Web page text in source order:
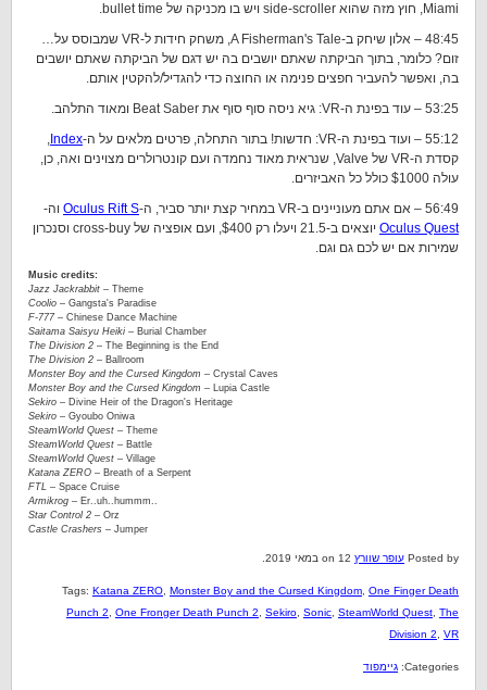
Miami, חוץ מזה שהוא side-scroller ויש בו מכניקה של bullet time.
48:45 – אלון שיחק ב-A Fisherman's Tale, משחק חידות ל-VR שמבוסס על…
זום? כלומר, בתוך הביקתה שאתם יושבים בה יש דגם של הביקתה שאתם יושבים
בה, ואפשר להעביר חפצים פנימה או החוצה כדי להגדיל/להקטין אותם.
53:25 – עוד בפינת ה-VR: גיא ניסה סוף סוף את Beat Saber ומאוד התלהב.
55:12 – ועוד בפינת ה-VR: חדשות! בתור התחלה, פרטים מלאים על ה-
Index
,
קסדת ה-VR של Valve, שנראית מאוד נחמדה ועם קונטרולרים מצוינים ואה, כן,
עולה $1000 כולל כל האביזרים.
56:49 – אם אתם מעוניינים ב-VR במחיר קצת יותר סביר, ה-
Oculus Rift S וה-
Oculus Quest
יוצאים ב-21.5 ויעלו רק $400, ועם אופציה של cross-buy וסנכרון
שמירות אם יש לכם גם וגם.
Music credits:
Jazz Jackrabbit – Theme
Coolio – Gangsta's Paradise
F-777– Chinese Dance Machine
Saitama Saisyu Heiki – Burial Chamber
The Division 2 – The Beginning is the End
The Division 2 – Ballroom
Monster Boy and the Cursed Kingdom – Crystal Caves
Monster Boy and the Cursed Kingdom – Lupia Castle
Sekiro – Divine Heir of the Dragon's Heritage
Sekiro – Gyoubo Oniwa
SteamWorld Quest – Theme
SteamWorld Quest – Battle
SteamWorld Quest – Village
Katana ZERO – Breath of a Serpent
FTL – Space Cruise
Armikrog – Er..uh..hummm..
Star Control 2 – Orz
Castle Crashers – Jumper
Posted by עופר שוורץ
Tags: Katana ZERO Monster Boy and the Cursed Kingdom One Finger Death
Punch 2
One Fronger Death Punch 2 Sekiro Sonic SteamWorld Quest The
Division 2
VR
Categories: גיימפוד